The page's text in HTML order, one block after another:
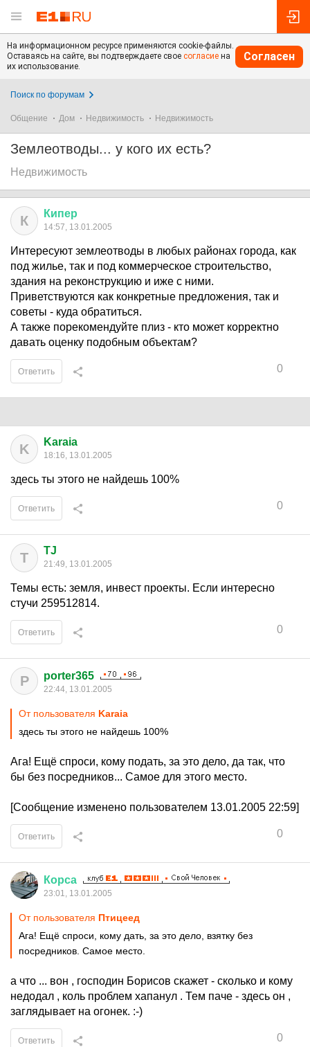
На информационном ресурсе применяются cookie-файлы.
Оставаясь на сайте, вы подтверждаете свое согласие на
их использование.
Согласен
Поиск по форумам
Общение Дом Недвижимость Недвижимость
Землеотводы... у кого их есть?
Недвижимость
К Кипер
14:57, 13.01.2005
Интересуют землеотводы в любых районах города, как
под жилье, так и под коммерческое строительство,
здания на реконструкцию и иже с ними.
Приветствуются как конкретные предложения, так и
советы - куда обратиться.
А также порекомендуйте плиз - кто может корректно
давать оценку подобным объектам?
0
Ответить
K Karaia
18:16, 13.01.2005
здесь ты этого не найдешь 100%
0
Ответить
T TJ
21:49, 13.01.2005
Темы есть: земля, инвест проекты. Если интересно
стучи 259512814.
0
Ответить
P porter365
22:44, 13.01.2005
От пользователя Karaia
здесь ты этого не найдешь 100%
Ага! Ещё спроси, кому подать, за это дело, да так, что
бы без посредников... Самое для этого место.
[Сообщение изменено пользователем 13.01.2005 22:59]
0
Ответить
Корса
23:01, 13.01.2005
От пользователя Птицеед
Ага! Ещё спроси, кому дать, за это дело, взятку без
посредников. Самое место.
а что ... вон , господин Борисов скажет - сколько и кому
недодал , коль проблем хапанул . Тем паче - здесь он ,
заглядывает на огонек. :-)
0
Ответить